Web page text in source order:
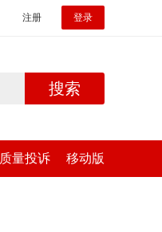
注册 登录
搜索
质量投诉 移动版